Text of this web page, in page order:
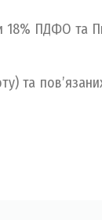
18% ПДФО та
та